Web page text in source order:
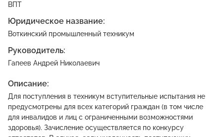
ВПТ
Юридическое название:
Воткинский промышленный техникум
Руководитель:
Гапеев Андрей Николаевич
Описание:
Для поступления в техникум вступительные испытания не
предусмотрены для всех категорий граждан (в том числе
для инвалидов и лиц с ограниченными возможностями
здоровья). Зачисление осуществляется по конкурсу